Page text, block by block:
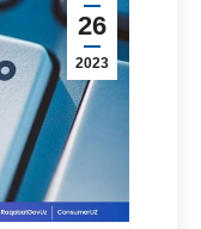
26
2023